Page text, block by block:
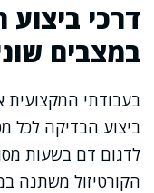
דרכי
במצבים
בעבודתי המקצועית
ביצוע הבדיקה לכל
לדגום דם בשעות
הקורטיזול משתנה